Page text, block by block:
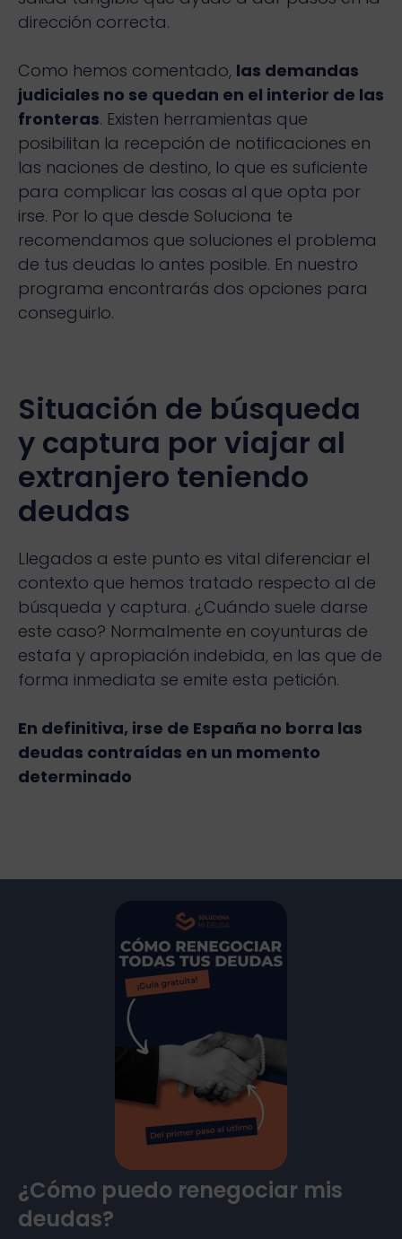
dirección correcta.
Como hemos comentado, las demandas
judiciales no se quedan en el interior de las
fronteras. Existen herramientas que
posibilitan la recepción de notificaciones en
las naciones de destino, lo que es suficiente
para complicar las cosas al que opta por
irse. Por lo que desde Soluciona te
recomendamos que soluciones el problema
de tus deudas lo antes posible. En nuestro
programa encontrarás dos opciones para
conseguirlo.
Situación de búsqueda
y captura por viajar al
extranjero teniendo
deudas
Llegados a este punto es vital diferenciar el
contexto que hemos tratado respecto al de
búsqueda y captura. ¿Cuándo suele darse
este caso? Normalmente en coyunturas de
estafa y apropiación indebida, en las que de
forma inmediata se emite esta petición.
En definitiva, irse de España no borra las
deudas contraídas en un momento
determinado
¿Cómo puedo renegociar mis
deudas?